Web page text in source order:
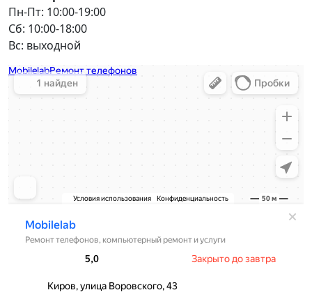
Пн-Пт: 10:00-19:00
Сб: 10:00-18:00
Вс: выходной